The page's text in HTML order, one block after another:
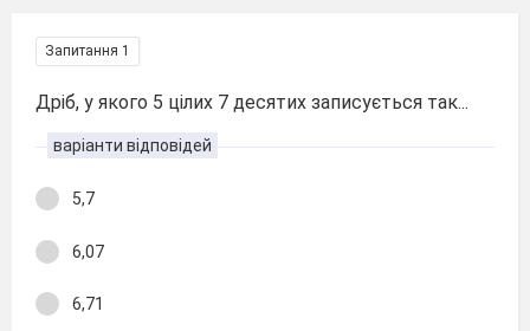
Запитання 1
Дріб, у якого 5 цілих 7 десятих записується так...
варіанти відповідей
5,7
6,07
6,71